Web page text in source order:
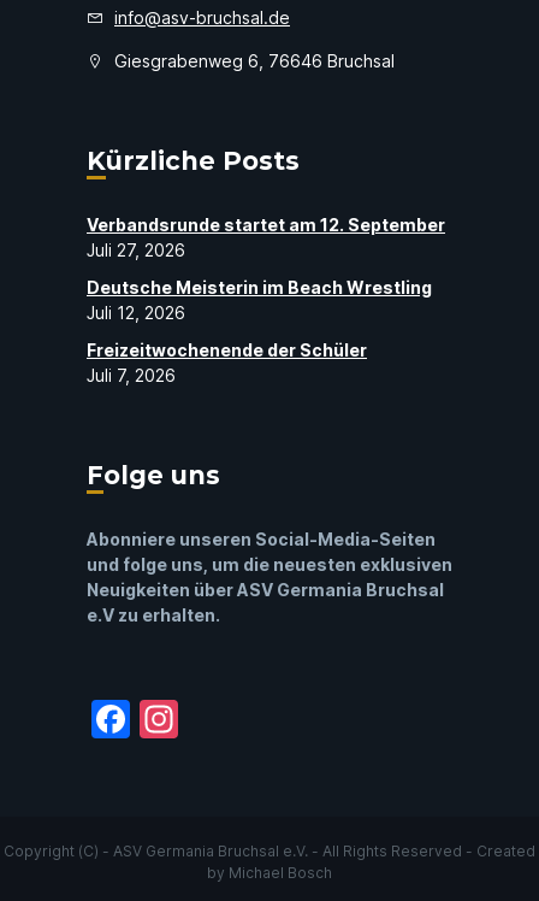
info@asv-bruchsal.de
Giesgrabenweg 6, 76646 Bruchsal
Kürzliche Posts
Verbandsrunde startet am 12. September
Juli 27, 2026
Deutsche Meisterin im Beach Wrestling
Juli 12, 2026
Freizeitwochenende der Schüler
Juli 7, 2026
Folge uns
Abonniere unseren Social-Media-Seiten
und folge uns, um die neuesten exklusiven
Neuigkeiten über ASV Germania Bruchsal
e.V zu erhalten.
Facebook
Copyright (C) - ASV Germania Bruchsal e.V. - All Rights Reserved - Created
by Michael Bosch